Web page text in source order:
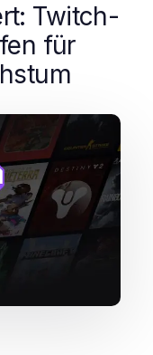
Twitch-
für